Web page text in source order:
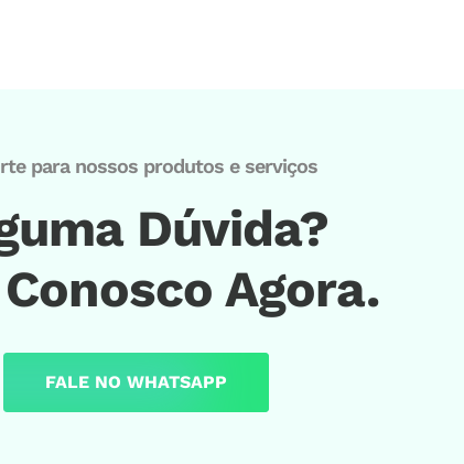
para nossos produtos e serviços
Dúvida?
Agora.
FALE NO WHATSAPP